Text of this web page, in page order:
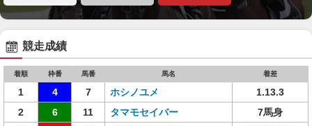
競走成績
着順 枠番 馬番 馬名 着差
1 4 7 ホシノユメ
1.13.3
2
6 11 タマモセイバー
7馬身